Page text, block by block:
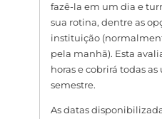
fazê-la em um dia e
sua rotina, dentre as
instituição
pela manhã). Esta
horas e cobrirá todas
semestre.
As datas